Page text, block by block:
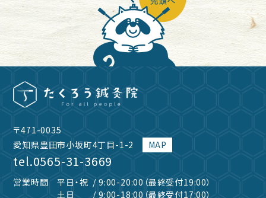
〒471-0035
愛知県豊田市小坂町4丁目-1-2
MAP
tel.0565-31-3669
営業時間 平日・祝 / 9:00-20:00（最終受付19:00）
土日
/ 9:00-18:00（最終受付17:00）